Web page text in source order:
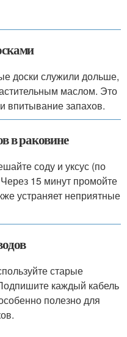
доски служили дольше,
маслом. Это
впитывание запахов.
в раковине
соду и уксус (по
15 минут промойте
устраняет неприятные
старые
каждый кабель
полезно для